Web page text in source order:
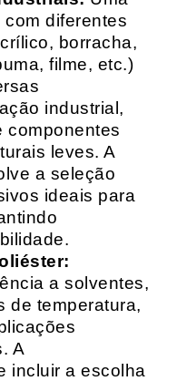
diferentes
borracha,
filme, etc.)
industrial,
componentes
leves. A
a seleção
ideais para
a solventes,
de temperatura,
A
incluir a escolha